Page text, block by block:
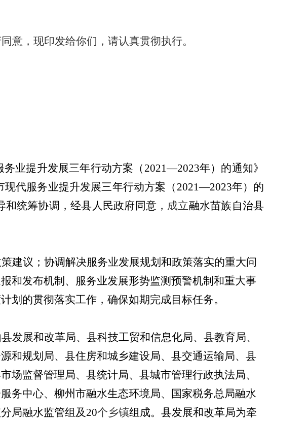
意，现印发给你们，请认真贯彻执行。
业提升发展三年行动方案（ 2021—2023年）的通知》
现代服务业提升发展三年行动方案（ 2021—2023年）的
和统筹协调，经县人民政府同意， 成立融水苗族自治县
建议；协调解决服务业发展规划和政策落实的重大问
和发布机制、服务业发展形势监测预警机制和重大事
划的贯彻落实工作，确保如期完成目标任务。
县发展和改革局、 县科技工贸和信息化局、 县教育局、
和规划局、 县住房和城乡建设局、 县交通运输局、 县
市场监督管理局、 县统计局、 县城市管理行政执法局、
服务中心、 柳州市融水生态环境局、 国家税务总局融水
局融水监管组及 20个乡镇组成。 县发展和改革局为牵